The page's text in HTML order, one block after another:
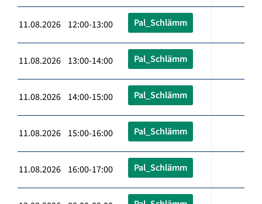
11.08.2026 12:00-13:00 Pal_Schlämm
11.08.2026 13:00-14:00 Pal_Schlämm
11.08.2026 14:00-15:00 Pal_Schlämm
11.08.2026 15:00-16:00 Pal_Schlämm
11.08.2026 16:00-17:00 Pal_Schlämm